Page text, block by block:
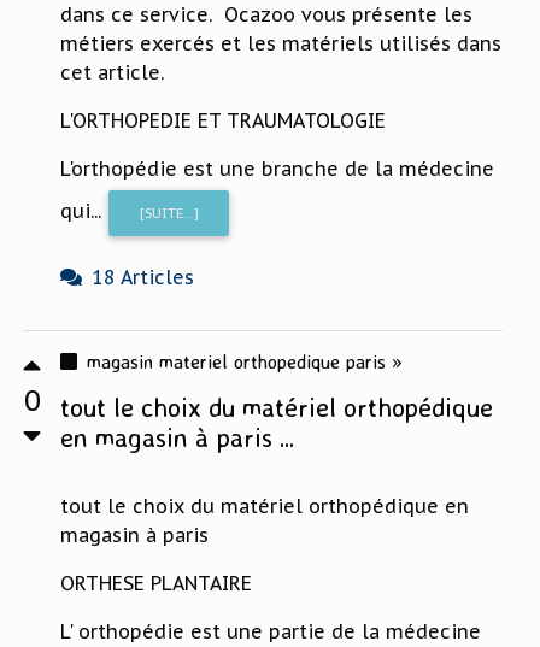
dans ce service. Ocazoo vous présente les
métiers exercés et les matériels utilisés dans
cet article.
L'ORTHOPEDIE ET TRAUMATOLOGIE
L'orthopédie est une branche de la médecine
qui...
[SUITE...]
18 Articles
0
magasin materiel orthopedique paris »
tout le choix du matériel orthopédique
en magasin à paris ...
tout le choix du matériel orthopédique en
magasin à paris
ORTHESE PLANTAIRE
L' orthopédie est une partie de la médecine